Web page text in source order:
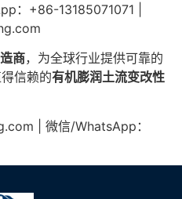
：+86-13185071071 |
商，为全球行业提供可靠的
信赖的有机膨润土流变改性
| 微信/WhatsApp：